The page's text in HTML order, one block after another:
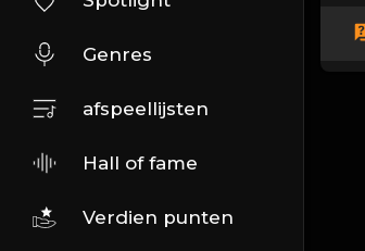
Genres
afspeellijsten
Hall of fame
Verdien punten